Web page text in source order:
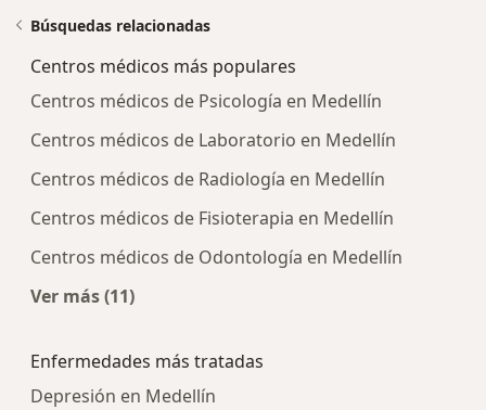
Búsquedas relacionadas
Centros médicos más populares
Centros médicos de Psicología en Medellín
Centros médicos de Laboratorio en Medellín
Centros médicos de Radiología en Medellín
Centros médicos de Fisioterapia en Medellín
Centros médicos de Odontología en Medellín
Ver más (11)
Enfermedades más tratadas
Depresión en Medellín